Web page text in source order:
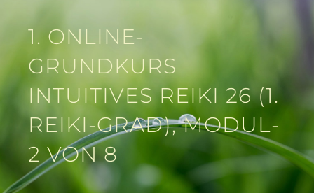
1. ONLINE-
GRUNDKURS
INTUITIVES REIKI 26 (1.
REIKI-GRAD), MODUL-
2 VON 8